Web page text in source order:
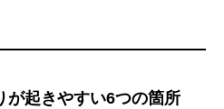
が起きやすい6つの箇所